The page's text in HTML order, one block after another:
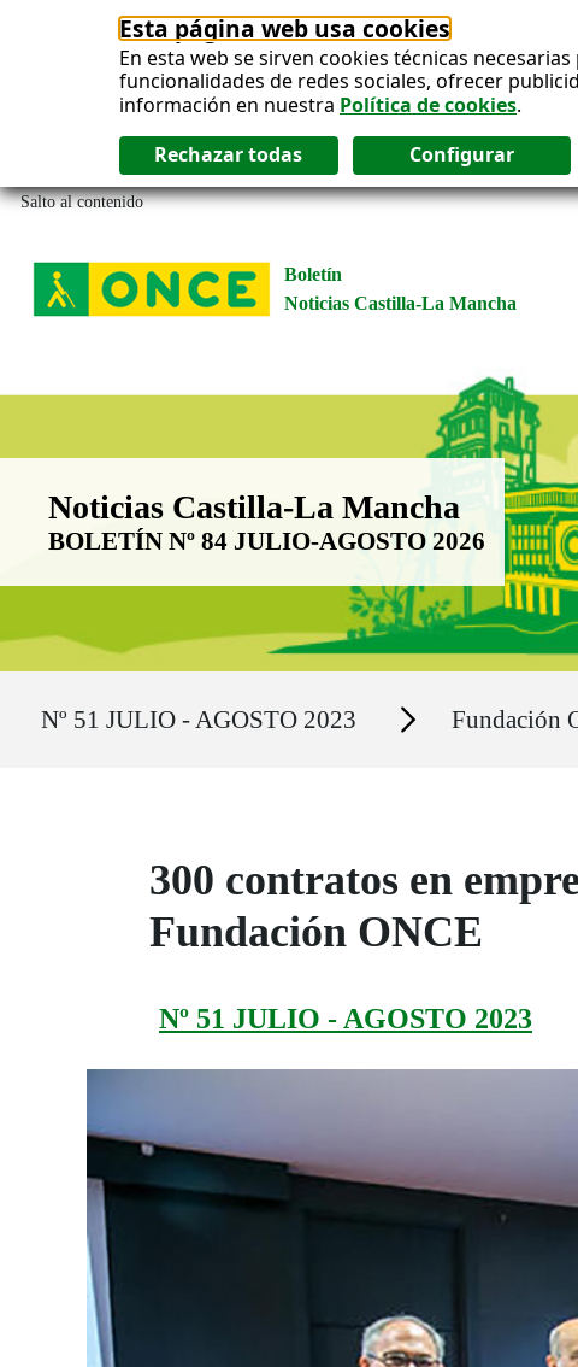
Esta página web usa cookies
En esta web se sirven cookies técnicas
funcionalidades de redes sociales, ofrecer
información en nuestra Política de cookies.
Salto al contenido
Boletín
Noticias Castilla-La Mancha
Boletín Noticias Castilla-La Mancha
Noticias Castilla-La Mancha
BOLETÍN Nº 84 JULIO-AGOSTO 2026
Nº 51 JULIO - AGOSTO 2023 Secciones Fundación
300 contratos en
Fundación ONCE
Nº 51 JULIO - AGOSTO 2023